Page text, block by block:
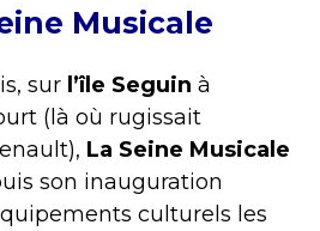
Musicale
sur l’île Seguin à
(là où rugissait
La Seine Musicale
son inauguration
culturels les